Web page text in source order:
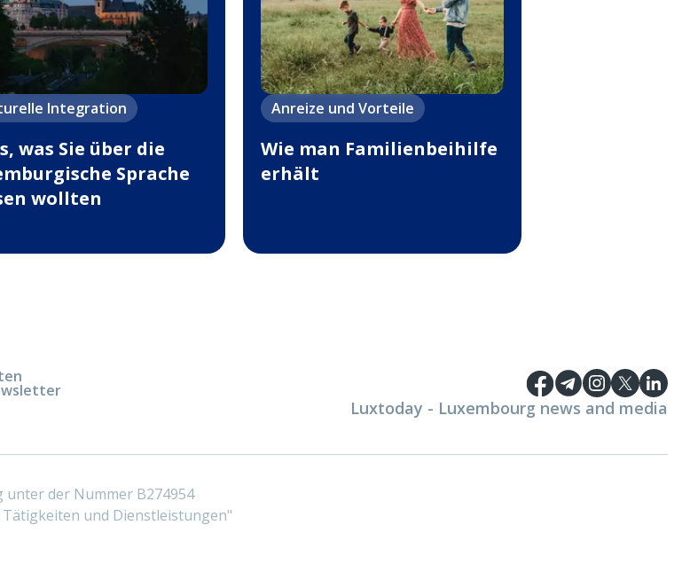
Integration
was Sie über die
Sprache
wollten
Anreize und Vorteile
Wie man Familienbeihilfe
erhält
Luxtoday - Luxembourg news and media
der Nummer B274954
Tätigkeiten und Dienstleistungen"